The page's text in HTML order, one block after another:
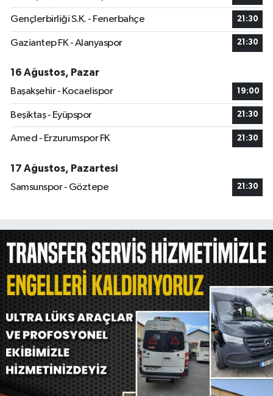
Gençlerbirliği S.K. - Fenerbahçe 21:30
Gaziantep FK - Alanyaspor 21:30
16 Ağustos, Pazar
Başakşehir - Kocaelispor
19:00
Beşiktaş - Eyüpspor 21:30
Amed - Erzurumspor FK 21:30
17 Ağustos, Pazartesi
Samsunspor - Göztepe
21:30